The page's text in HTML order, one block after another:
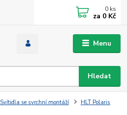
Menu
Hledat
0 ks
za 0 Kč
Svítidla se svrchní montáží
HLT Polaris